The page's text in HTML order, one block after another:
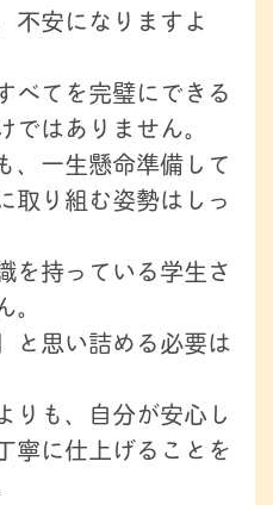
不安になりますよ
べてを完璧にできる
はありません。
、一生懸命準備して
取り組む姿勢はしっ
を持っている学生さ
と思い詰める必要は
りも、自分が安心し
寧に仕上げることを